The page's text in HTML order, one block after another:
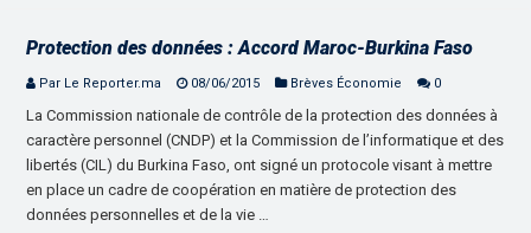
Protection des données : Accord Maroc-Burkina Faso
Par Le Reporter.ma 08/06/2015 Brèves Économie 0
La Commission nationale de contrôle de la protection des données à
caractère personnel (CNDP) et la Commission de l’informatique et des
libertés (CIL) du Burkina Faso, ont signé un protocole visant à mettre
en place un cadre de coopération en matière de protection des
données personnelles et de la vie …